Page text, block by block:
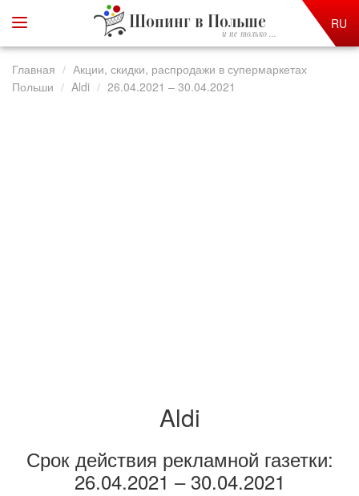
Шопинг в Польше
и не только ...
RU
Главная
Акции, скидки, распродажи в супермаркетах
Польши
Aldi 26.04.2021 – 30.04.2021
Aldi
Срок действия рекламной газетки:
26.04.2021 – 30.04.2021